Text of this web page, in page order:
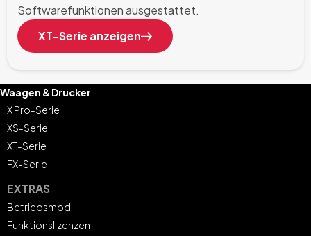
Softwarefunktionen ausgestattet.
XT-Serie anzeigen
Waagen & Drucker
X Pro-Serie
XS-Serie
XT-Serie
FX-Serie
EXTRAS
Betriebsmodi
Funktionslizenzen